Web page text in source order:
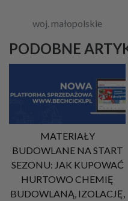
woj. małopolskie
PODOBNE
MATERIAŁY
BUDOWLANE NA START
SEZONU: JAK KUPOWAĆ
HURTOWO CHEMIĘ
BUDOWLANĄ, IZOLACJĘ,